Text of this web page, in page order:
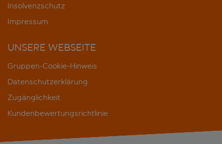
Insolvenzschutz
Impressum
UNSERE WEBSEITE
Gruppen-Cookie-Hinweis
Datenschutzerklärung
Zugänglichkeit
Kundenbewertungsrichtlinie